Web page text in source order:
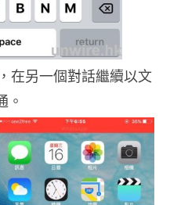
在另一個對話繼續以文
。